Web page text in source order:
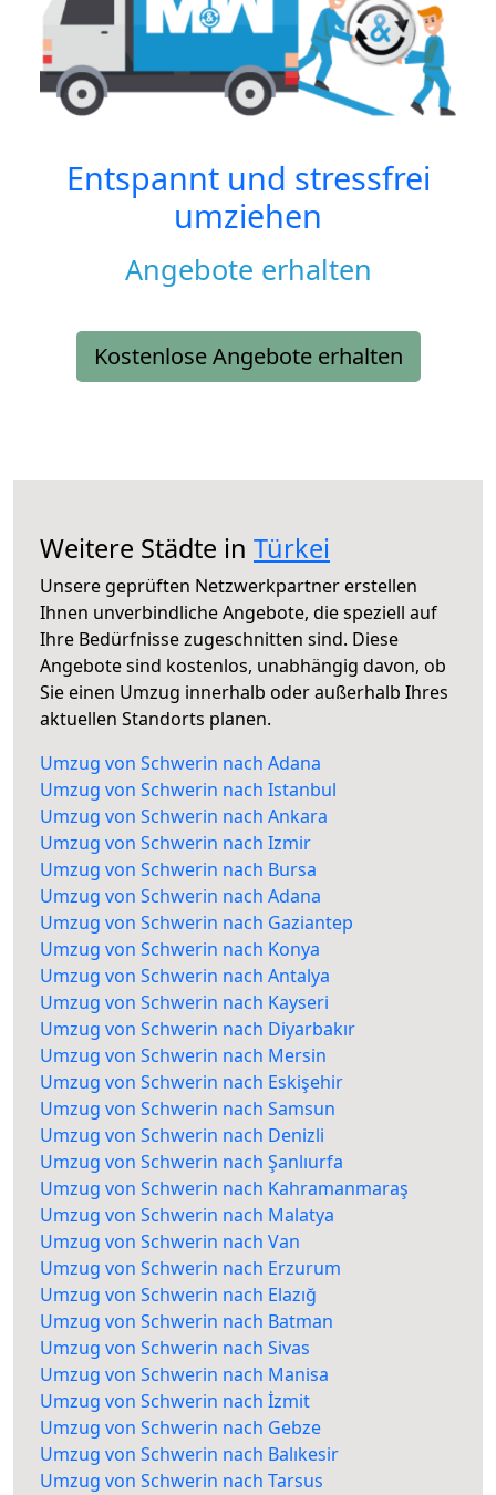
Entspannt und stressfrei
umziehen
Angebote erhalten
Kostenlose Angebote erhalten
Weitere Städte in Türkei
Unsere geprüften Netzwerkpartner erstellen
Ihnen unverbindliche Angebote, die speziell auf
Ihre Bedürfnisse zugeschnitten sind. Diese
Angebote sind kostenlos, unabhängig davon, ob
Sie einen Umzug innerhalb oder außerhalb Ihres
aktuellen Standorts planen.
Umzug von Schwerin nach Adana
Umzug von Schwerin nach Istanbul
Umzug von Schwerin nach Ankara
Umzug von Schwerin nach Izmir
Umzug von Schwerin nach Bursa
Umzug von Schwerin nach Adana
Umzug von Schwerin nach Gaziantep
Umzug von Schwerin nach Konya
Umzug von Schwerin nach Antalya
Umzug von Schwerin nach Kayseri
Umzug von Schwerin nach Diyarbakır
Umzug von Schwerin nach Mersin
Umzug von Schwerin nach Eskişehir
Umzug von Schwerin nach Samsun
Umzug von Schwerin nach Denizli
Umzug von Schwerin nach Şanlıurfa
Umzug von Schwerin nach Kahramanmaraş
Umzug von Schwerin nach Malatya
Umzug von Schwerin nach Van
Umzug von Schwerin nach Erzurum
Umzug von Schwerin nach Elazığ
Umzug von Schwerin nach Batman
Umzug von Schwerin nach Sivas
Umzug von Schwerin nach Manisa
Umzug von Schwerin nach İzmit
Umzug von Schwerin nach Gebze
Umzug von Schwerin nach Balıkesir
Umzug von Schwerin nach Tarsus